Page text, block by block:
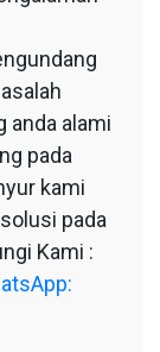
anda alami
pada
kami
pada
Kami :